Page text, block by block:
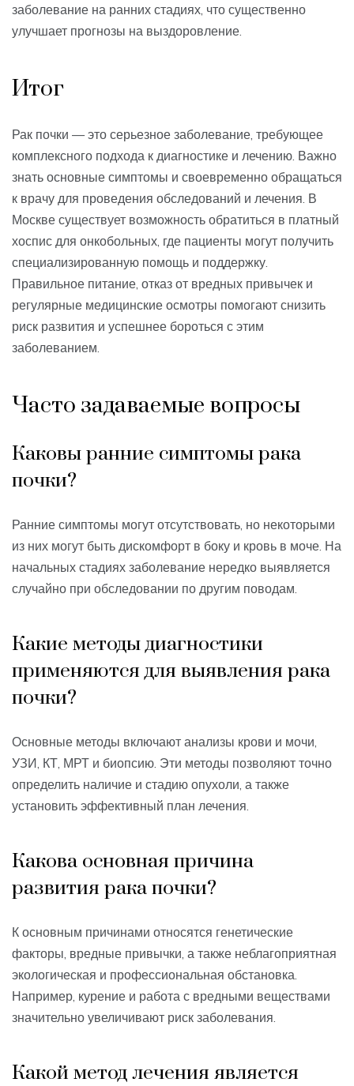
заболевание на ранних стадиях, что существенно
улучшает прогнозы на выздоровление.
Итог
Рак почки — это серьезное заболевание, требующее
комплексного подхода к диагностике и лечению. Важно
знать основные симптомы и своевременно обращаться
к врачу для проведения обследований и лечения. В
Москве существует возможность обратиться в платный
хоспис для онкобольных, где пациенты могут получить
специализированную помощь и поддержку.
Правильное питание, отказ от вредных привычек и
регулярные медицинские осмотры помогают снизить
риск развития и успешнее бороться с этим
заболеванием.
Часто задаваемые вопросы
Каковы ранние симптомы рака
почки?
Ранние симптомы могут отсутствовать, но некоторыми
из них могут быть дискомфорт в боку и кровь в моче. На
начальных стадиях заболевание нередко выявляется
случайно при обследовании по другим поводам.
Какие методы диагностики
применяются для выявления рака
почки?
Основные методы включают анализы крови и мочи,
УЗИ, КТ, МРТ и биопсию. Эти методы позволяют точно
определить наличие и стадию опухоли, а также
установить эффективный план лечения.
Какова основная причина
развития рака почки?
К основным причинами относятся генетические
факторы, вредные привычки, а также неблагоприятная
экологическая и профессиональная обстановка.
Например, курение и работа с вредными веществами
значительно увеличивают риск заболевания.
Какой метод лечения является